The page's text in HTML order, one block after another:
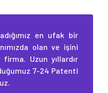
en ufak bir
olan ve işini
Uzun yıllardır
7-24 Patenti